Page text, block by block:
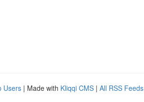
Users | Made with Kliqqi CMS | All RSS Feeds